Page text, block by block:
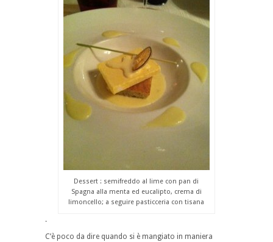
Dessert : semifreddo al lime con pan di
Spagna alla menta ed eucalipto, crema di
limoncello; a seguire pasticceria con tisana
.
C’è poco da dire quando si è mangiato in maniera